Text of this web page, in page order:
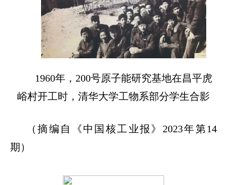
1960年， 200号原子能研究基地在昌平虎
峪村开工时，清华大学工物系部分学生合影
（摘编自《中国核工业报》 2023年第14
期）